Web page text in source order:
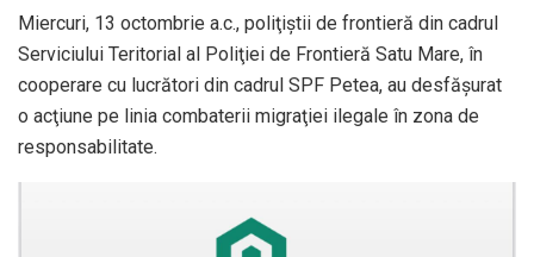
Miercuri, 13 octombrie a.c., poliţiştii de frontieră din cadrul
Serviciului Teritorial al Poliţiei de Frontieră Satu Mare, în
cooperare cu lucrători din cadrul SPF Petea, au desfăşurat
o acţiune pe linia combaterii migraţiei ilegale în zona de
responsabilitate.